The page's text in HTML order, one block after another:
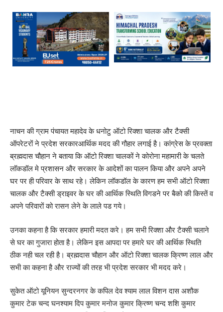
नाचन की ग्राम पंचायत महादेव के धनोटु ऑटो रिक्शा चालक और टैक्सी
ऑपरेटरों ने प्रदेश सरकारआर्थिक मदद की गौहार लगाई है। कांग्रेस के प्रवक्ता
ब्रह्मदास चौहान ने बताया कि ऑटो रिक्शा चालकों ने कोरोना महामारी के चलते
लॉकडॉल मे प्रशासन और सरकार के आदेशों का पालन किया और अपने अपने
घर पर ही परिवार के साथ रहे। लेकिन लॉकडॉल के कारण हम सभी ऑटो रिक्शा
चालक और टैक्सी ड्राइवर के घर की आर्थिक स्थिति विगडने पर बैको की किस्तें व
अपने परिवारों को रासन लेने के लाले पड गये।
उनका कहना है कि सरकार हमारी मदत करे। हम सभी रिक्शा और टैक्सी चलाने
से घर का गुजारा होता है। लेकिन इस आपदा पर हमारे घर की आर्थिक स्थिति
ठीक नही चल रही है। ब्रह्मदास चौहान और ऑटो रिक्शा चालक क्रिष्ण लाल और
सभी का कहना है और राज्यों की तरह भी प्रदेश सरकार भी मदद करे।
सुकेत ऑटो यूनियन सुन्दरनगर के कपिल देव श्याम लाल विशन दास अशौक
कुमार टेक चन्द घनश्याम दिप कुमार मनोज कुमार क्रिष्ण चन्द शशि कुमार